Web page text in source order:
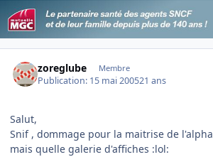
zoreglube Membre
Publication: 15 mai 200521 ans
Salut,
Snif , dommage pour la maitrise de
mais quelle galerie d'affiches :lol: